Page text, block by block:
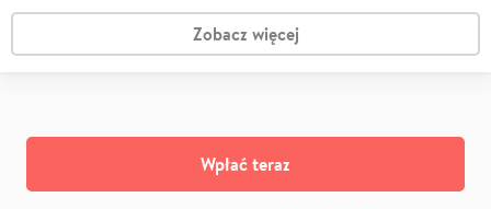
Zobacz więcej
Wpłać teraz